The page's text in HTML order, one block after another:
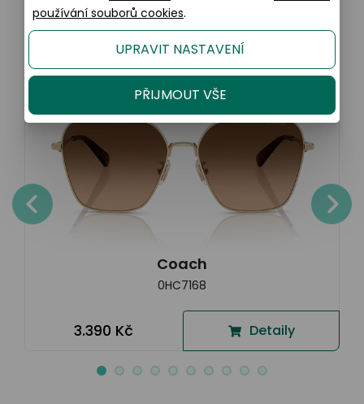
Coach
0HC7168
3.390 Kč Detaily
používání souborů cookies.
UPRAVIT NASTAVENÍ
PŘIJMOUT VŠE